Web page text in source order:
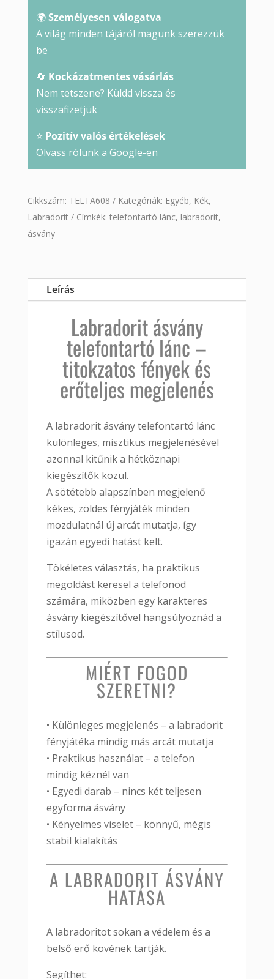
🌍Személyesen válogatva
A világ minden tájáról magunk szerezzük
be
🔄 Kockázatmentes vásárlás
Nem tetszene? Küldd vissza és
visszafizetjük
⭐ Pozitív valós értékelések
Olvass rólunk a Google-en
Cikkszám: TELTA608 Kategóriák: Egyéb, Kék,
Labradorit
Címkék: telefontartó lánc, labradorit,
ásvány
Leírás
Labradorit ásvány
telefontartó lánc –
titokzatos fények és
erőteljes megjelenés
A labradorit ásvány telefontartó lánc
különleges, misztikus megjelenésével
azonnal kitűnik a hétköznapi
kiegészítők közül.
A sötétebb alapszínben megjelenő
kékes, zöldes fényjáték minden
mozdulatnál új arcát mutatja, így
igazán egyedi hatást kelt.
Tökéletes választás, ha praktikus
megoldást keresel a telefonod
számára, miközben egy karakteres
ásvány kiegészítővel hangsúlyoznád a
stílusod.
MIÉRT FOGOD
SZERETNI?
• Különleges megjelenés – a labradorit
fényjátéka mindig más arcát mutatja
• Praktikus használat – a telefon
mindig kéznél van
• Egyedi darab – nincs két teljesen
egyforma ásvány
• Kényelmes viselet – könnyű, mégis
stabil kialakítás
A LABRADORIT ÁSVÁNY
HATÁSA
A labradoritot sokan a védelem és a
belső erő kövének tartják.
Segíthet: